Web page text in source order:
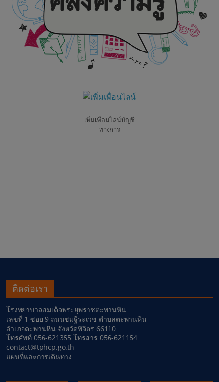
เพิ่มเพื่อนไลน์บัญชี
ทางการ
ติดต่อเรา
โรงพยาบาลสมเด็จพระยุพราชตะพานหิน
เลขที่ 1 ซอย 9 ถนนชมฐีระเวช ตำบลตะพานหิน
อำเภอตะพานหิน จังหวัดพิจิตร 66110
โทรศัพท์ 056-621355 โทรสาร 056-621154
contact@tphcp.go.th
แผนที่และการเดินทาง